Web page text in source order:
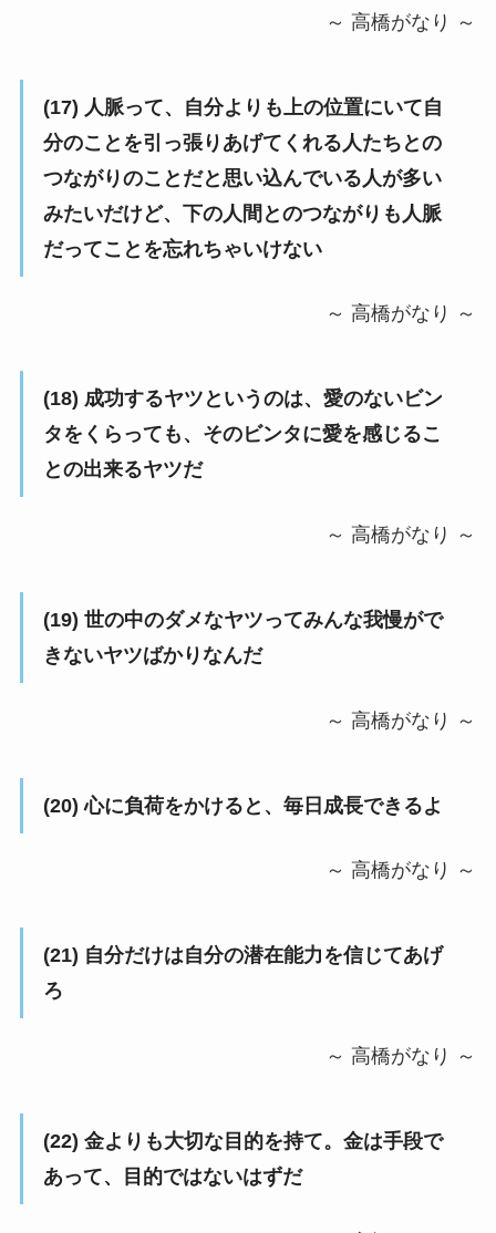
～ 高橋がなり ～
(17) 人脈って、自分よりも上の位置にいて自
分のことを引っ張りあげてくれる人たちとの
つながりのことだと思い込んでいる人が多い
みたいだけど、下の人間とのつながりも人脈
だってことを忘れちゃいけない
～ 高橋がなり ～
(18) 成功するヤツというのは、愛のないビン
タをくらっても、そのビンタに愛を感じるこ
との出来るヤツだ
～ 高橋がなり ～
(19) 世の中のダメなヤツってみんな我慢がで
きないヤツばかりなんだ
～ 高橋がなり ～
(20) 心に負荷をかけると、毎日成長できるよ
～ 高橋がなり ～
(21) 自分だけは自分の潜在能力を信じてあげ
ろ
～ 高橋がなり ～
(22) 金よりも大切な目的を持て。金は手段で
あって、目的ではないはずだ